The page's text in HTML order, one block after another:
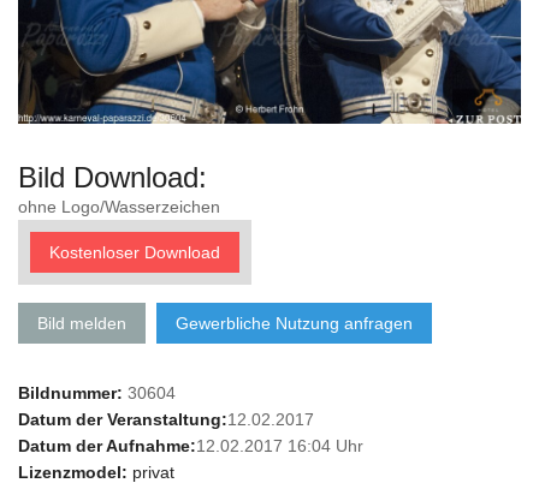
Bild Download:
ohne Logo/Wasserzeichen
Kostenloser Download
Bild melden Gewerbliche Nutzung anfragen
Bildnummer: 30604
Datum der Veranstaltung:12.02.2017
Datum der Aufnahme:12.02.2017 16:04 Uhr
Lizenzmodel: privat